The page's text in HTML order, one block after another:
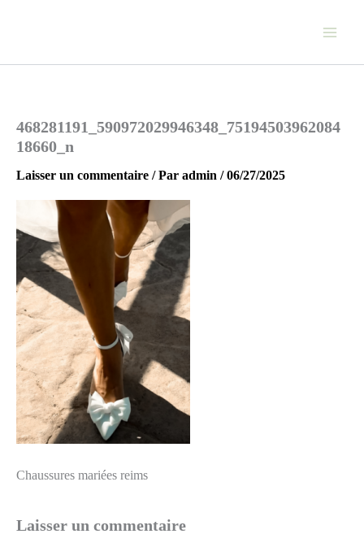
468281191_590972029946348_75194503962084
18660_n
Laisser un commentaire / Par admin /06/27/2025
Chaussures mariées reims
Laisser un commentaire